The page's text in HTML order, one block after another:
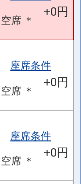
空席 ＊
+0円
座席条件
空席 ＊
+0円
座席条件
空席 ＊
+0円